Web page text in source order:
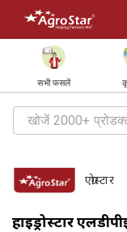
सभी फसलें
एग्रोस्टार
हाइड्रोस्टार